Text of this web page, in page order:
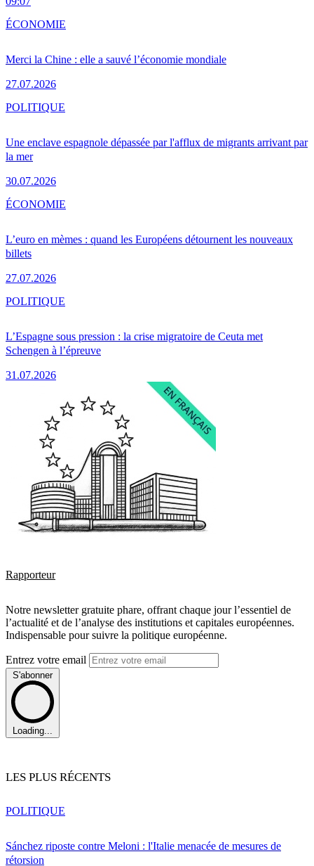
Merci la Chine : elle a sauvé l’économie mondiale
27.07.2026
ÉCONOMIE
Une enclave espagnole dépassée par l'afflux de migrants arrivant par
la mer
30.07.2026
POLITIQUE
L’euro en mèmes : quand les Européens détournent les nouveaux
billets
27.07.2026
ÉCONOMIE
L’Espagne sous pression : la crise migratoire de Ceuta met
Schengen à l’épreuve
31.07.2026
POLITIQUE
Rapporteur
Notre newsletter gratuite phare, offrant chaque jour l’essentiel de
l’actualité et de l’analyse des institutions et capitales européennes.
Indispensable pour suivre la politique européenne.
Entrez votre email
S'abonner
Loading...
LES PLUS RÉCENTS
Sánchez riposte contre Meloni : l'Italie menacée de mesures de
rétorsion
POLITIQUE